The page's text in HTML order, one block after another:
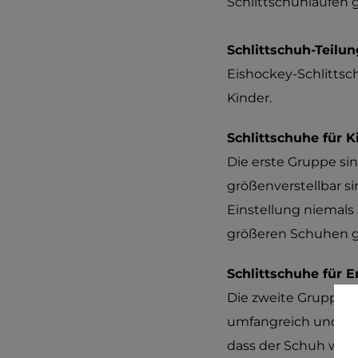
Schlittschuh-
Eishockey-
Kinder.
Schlittschuhe für
Die erste Gruppe
größenverstellbar
Einstellung
größeren Schuhen
Schlittschuhe für
Die zweite Gruppe
umfangreich und
dass der Schuh